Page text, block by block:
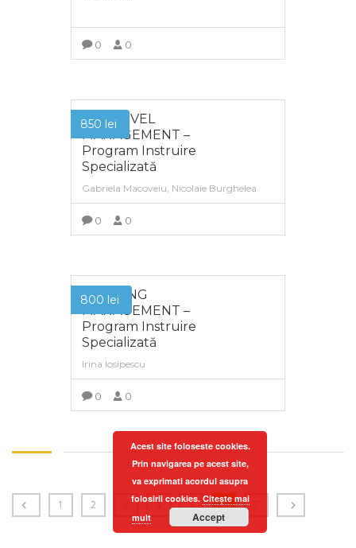
0 0
850 lei
TOP LEVEL
MANAGEMENT –
Program Instruire
Specializată
Gabriela Macoveiu, Nicolaie Burghelea
0 0
800 lei
TRAINING
MANAGEMENT –
Program Instruire
Specializată
Irina Iosipescu
0 0
1 2 4 5 6
Copyright © Agenția pentru Dezvoltare Regională
Acest site foloseste cookies.
Prin navigarea pe acest site,
va exprimati acordul asupra
folosirii cookies. Citește mai
mult
Accept